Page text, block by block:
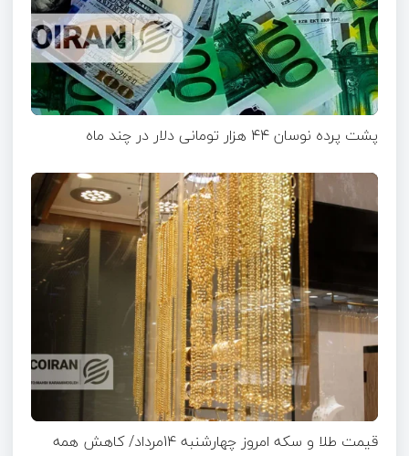
پشت پرده نوسان ۴۴ هزار تومانی دلار در چند ماه
قیمت طلا و سکه امروز چهارشنبه 14مرداد/ کاهش همه